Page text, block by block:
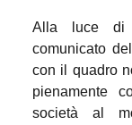
Alla luce di
comunicato
con il quadro
pienamente
società al